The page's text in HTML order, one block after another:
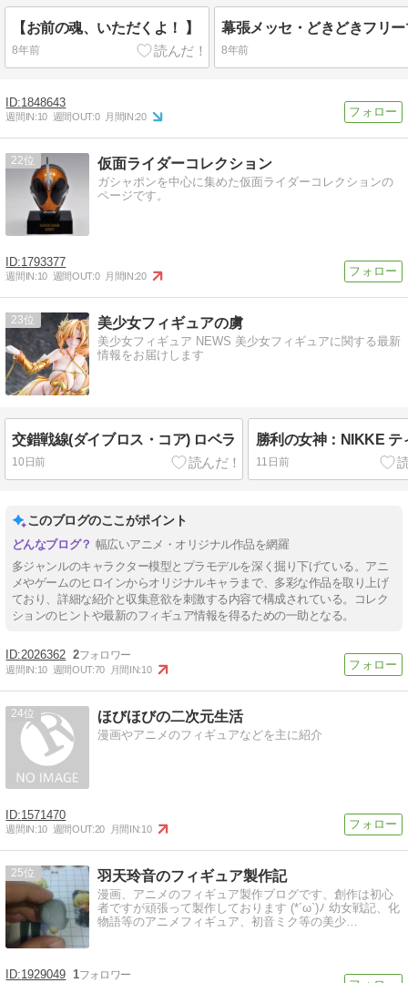
【お前の魂、いただくよ！ 】
8年前 8年前
1848643
週間IN:10 週間OUT:0 月間IN:20
22 仮面ライダーコレクション
ガシャポンを中心に集めた仮面ライダーコレクションの
ページです。
1793377
週間IN:10 週間OUT:0 月間IN:20
23 美少女フィギュアの虜
美少女フィギュア NEWS 美少女フィギュアに関する最新
情報をお届けします
交錯戦線(ダイブロス・コア) ロベラ
10日前
勝利の女神：NIKKE テ
11日前
このブログのここがポイント
幅広いアニメ・オリジナル作品を網羅
多ジャンルのキャラクター模型とプラモデルを深く掘り下げている。アニ
メやゲームのヒロインからオリジナルキャラまで、多彩な作品を取り上げ
ており、詳細な紹介と収集意欲を刺激する内容で構成されている。コレク
ションのヒントや最新のフィギュア情報を得るための一助となる。
2026362 2
週間IN:10 週間OUT:70 月間IN:10
24 ほびほびの二次元生活
漫画やアニメのフィギュアなどを主に紹介
1571470
週間IN:10 週間OUT:20 月間IN:10
25 羽天玲音のフィギュア製作記
漫画、アニメのフィギュア製作ブログです、創作は初心
者ですが頑張って製作しております (*´ω`)ﾉ 幼女戦記、化
物語等のアニメフィギュア、初音ミク等の美少…
1929049 1